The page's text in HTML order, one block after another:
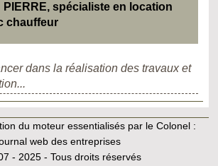
PIERRE, spécialiste en location
chauffeur
dans la réalisation des travaux et
du moteur essentialisés par le Colonel :
web des entreprises
- 2025 - Tous droits réservés